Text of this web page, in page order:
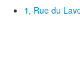
1, Rue du